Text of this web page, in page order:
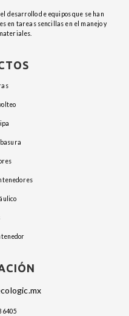
desarrollo de equipos que se han
en tareas sencillas en el manejo y
basura
6405